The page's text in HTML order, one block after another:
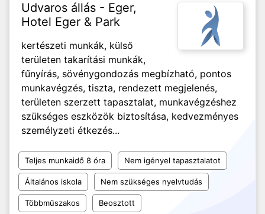
Udvaros állás - Eger,
Hotel Eger & Park
kertészeti munkák, külső
területen takarítási munkák,
fűnyírás, sövénygondozás megbízható, pontos
munkavégzés, tiszta, rendezett megjelenés,
területen szerzett tapasztalat, munkavégzéshez
szükséges eszközök biztosítása, kedvezményes
személyzeti étkezés...
Teljes munkaidő 8 óra Nem igényel tapasztalatot
Általános iskola Nem szükséges nyelvtudás
Többműszakos Beosztott